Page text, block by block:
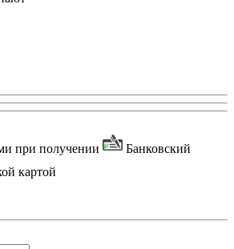
при получении
Банковский
картой